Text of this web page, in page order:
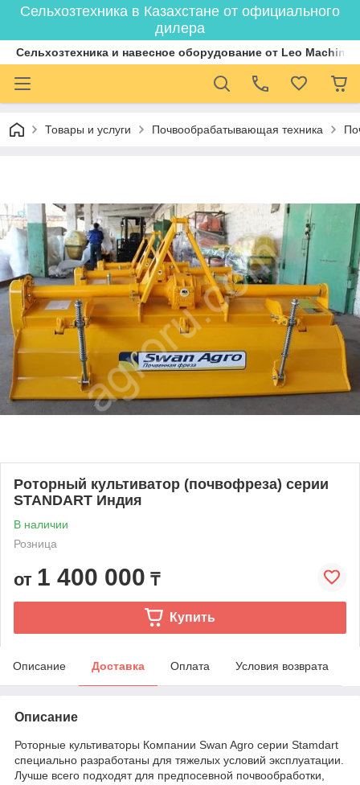
Сельхозтехника в Казахстане от официального
дилера
Cельхозтехника и навесное оборудование от Leo
Товары и услуги Почвообрабатывающая техника
Роторный культиватор (почвофреза) серии
STANDART Индия
В наличии
Розница
от 1 400 000 ₸
Купить
Описание Доставка Оплата Условия возврата
Описание
Роторные культиваторы Компании Swan Agro серии Stamdart
специально разработаны для тяжелых условий эксплуатации.
Лучше всего подходят для предпосевной почвообработки,